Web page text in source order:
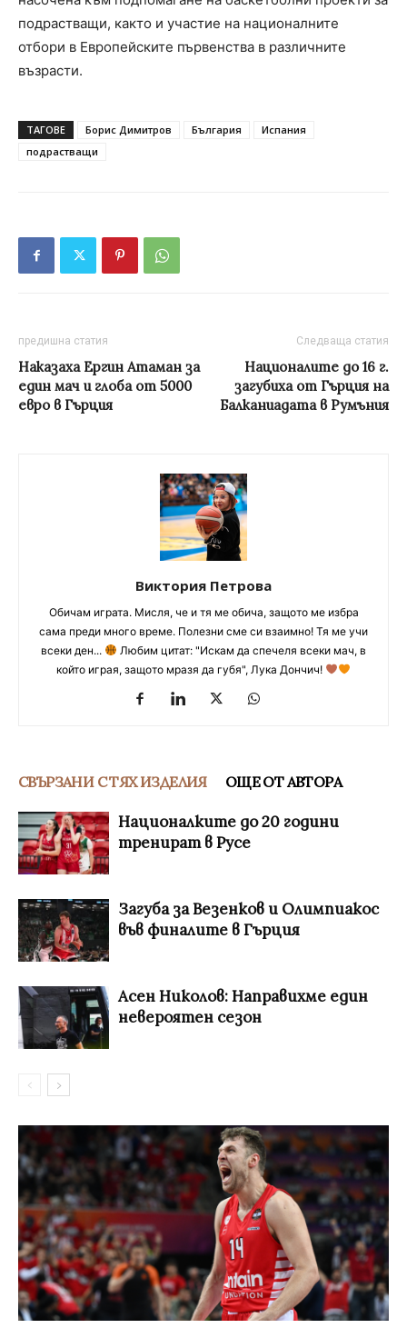
подрастващи, както и участие на националните
отбори в Европейските първенства в различните
възрасти.
ТАГОВЕ Борис Димитров България
Испания
подрастващи
предишна статия
Наказаха Ергин Атаман за
един мач и глоба от 5000
евро в Гърция
Следваща статия
Националите до 16 г.
загубиха от Гърция на
Балканиадата в Румъния
Виктория Петрова
Обичам играта. Мисля, че и тя ме обича, защото ме избра
сама преди много време. Полезни сме си взаимно! Тя ме учи
всеки ден...
Любим цитат: "Искам да спечеля всеки мач, в
който играя, защото мразя да губя", Лука Дончич!
СВЪРЗАНИ С ТЯХ ИЗДЕЛИЯ ОЩЕ ОТ АВТОРА
Националките до 20 години
тренират в Русе
Загуба за Везенков и Олимпиакос
във финалите в Гърция
Асен Николов: Направихме един
невероятен сезон